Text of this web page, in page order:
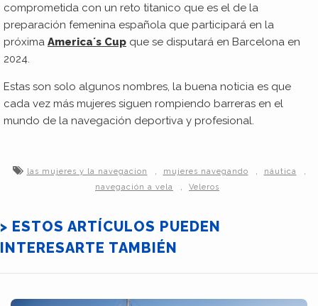
comprometida con un reto titanico que es el de la
preparación femenina española que participará en la
próxima America´s Cup que se disputará en Barcelona en
2024.
Estas son solo algunos nombres, la buena noticia es que
cada vez más mujeres siguen rompiendo barreras en el
mundo de la navegación deportiva y profesional.
las mujeres y la navegacion mujeres navegando náutica
navegación a vela Veleros
> ESTOS ARTÍCULOS PUEDEN
INTERESARTE TAMBIÉN